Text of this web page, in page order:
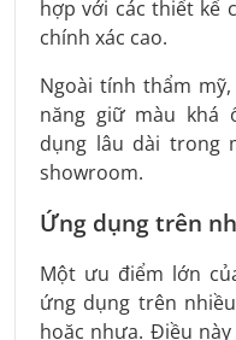
hợp với các thiết kế
chính xác cao.
Ngoài tính thẩm
năng giữ màu
dụng lâu dài trong
showroom.
Ứng dụng trên
Một ưu điểm lớn
ứng dụng trên
hoặc nhựa. Điều